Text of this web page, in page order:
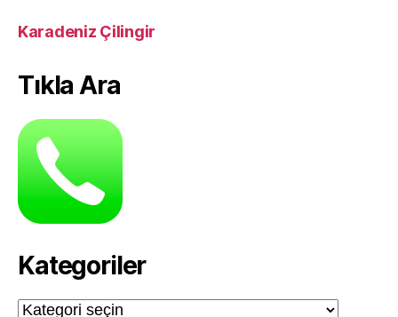
Karadeniz Çilingir
Tıkla Ara
Kategoriler
Kategoriler